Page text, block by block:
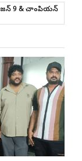
9 & చాంపియన్